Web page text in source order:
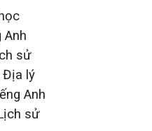
Anh
sử
Địa lý
Anh
sử